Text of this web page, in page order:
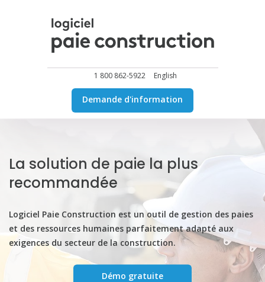
1 800 862-5922 English
Demande d'information
La solution de paie la plus
recommandée
Logiciel Paie Construction est un outil de gestion des paies
et des ressources humaines parfaitement adapté aux
exigences du secteur de la construction.
Démo gratuite